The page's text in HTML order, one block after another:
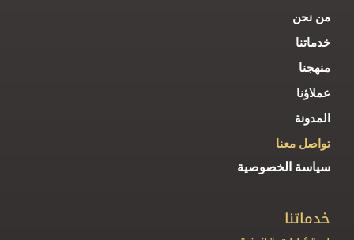
من نحن
خدماتنا
منهجنا
عملاؤنا
المدونة
تواصل معنا
سياسة الخصوصية
خدماتنا